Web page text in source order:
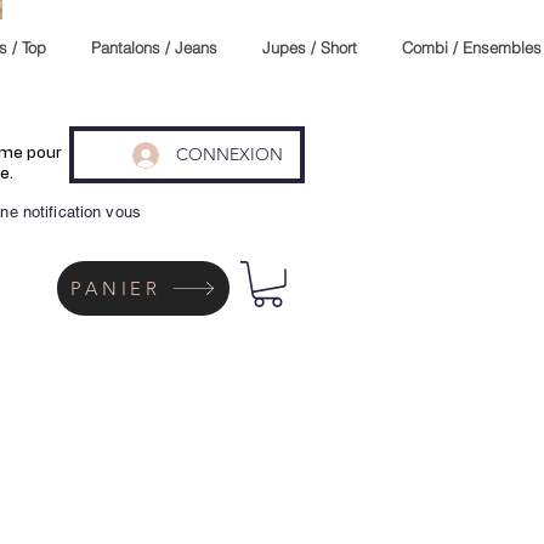
/ Top Pantalons / Jeans Jupes / Short Combi / Ensembles
CONNEXION
PANIER
pour
notification vous